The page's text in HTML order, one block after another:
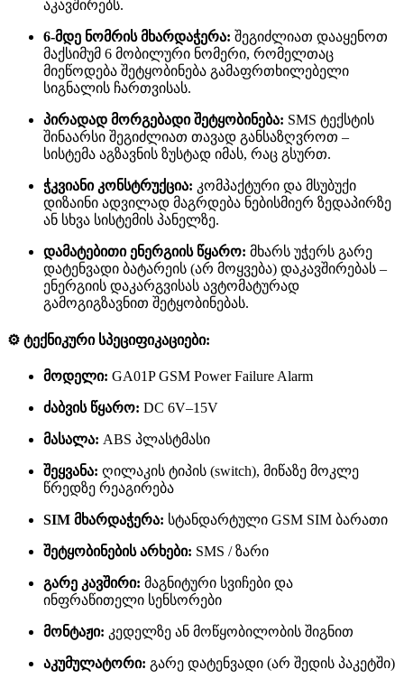
აკავშირებს.
6-მდე ნომრის მხარდაჭერა: შეგიძლიათ დააყენოთ
მაქსიმუმ 6 მობილური ნომერი, რომელთაც
მიეწოდება შეტყობინება გამაფრთხილებელი
სიგნალის ჩართვისას.
პირადად მორგებადი შეტყობინება: SMS ტექსტის
შინაარსი შეგიძლიათ თავად განსაზღვროთ –
სისტემა აგზავნის ზუსტად იმას, რაც გსურთ.
ჭკვიანი კონსტრუქცია: კომპაქტური და მსუბუქი
დიზაინი ადვილად მაგრდება ნებისმიერ ზედაპირზე
ან სხვა სისტემის პანელზე.
დამატებითი ენერგიის წყარო: მხარს უჭერს გარე
დატენვადი ბატარეის (არ მოყვება) დაკავშირებას –
ენერგიის დაკარგვისას ავტომატურად
გამოგიგზავნით შეტყობინებას.
⚙️ ტექნიკური სპეციფიკაციები:
მოდელი: GA01P GSM Power Failure Alarm
ძაბვის წყარო: DC 6V–15V
მასალა: ABS პლასტმასი
შეყვანა: ღილაკის ტიპის (switch), მიწაზე მოკლე
წრედზე რეაგირება
SIM მხარდაჭერა: სტანდარტული GSM SIM ბარათი
შეტყობინების არხები: SMS / ზარი
გარე კავშირი: მაგნიტური სვიჩები და
ინფრაწითელი სენსორები
მონტაჟი: კედელზე ან მოწყობილობის შიგნით
აკუმულატორი: გარე დატენვადი (არ შედის პაკეტში)